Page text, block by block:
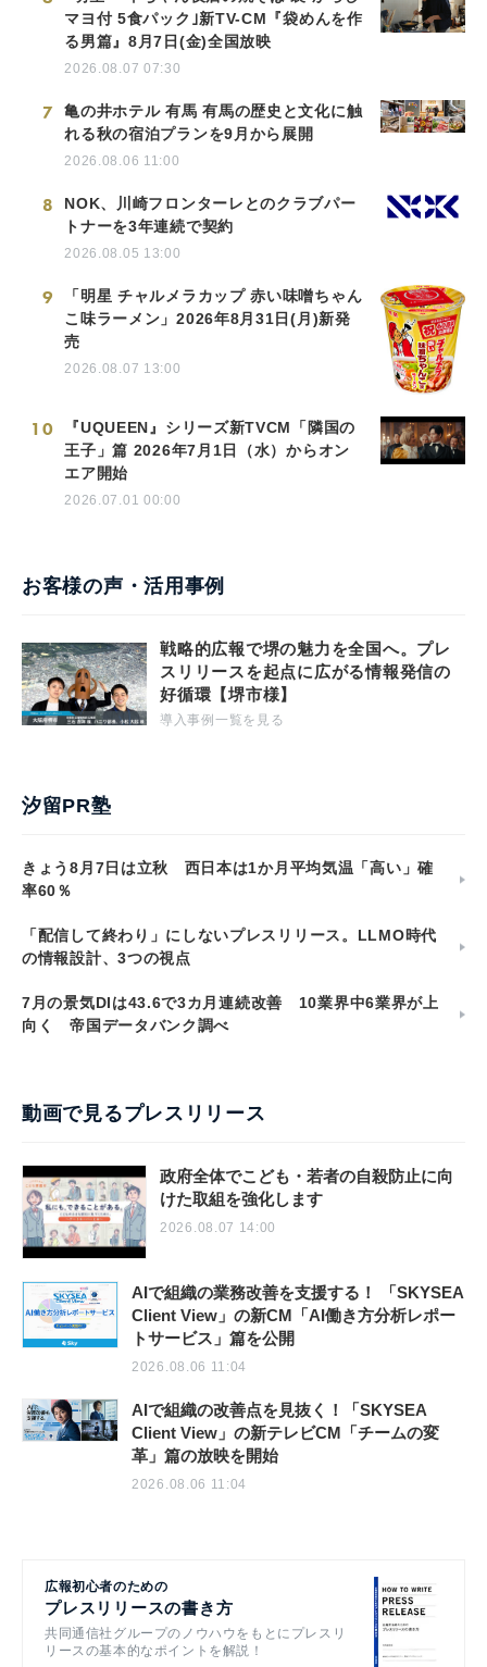
マヨ付 5食パック｣新TV-CM『袋めんを作
る男篇』8月7日(金)全国放映
2026.08.07 07:30
7
亀の井ホテル 有馬 有馬の歴史と文化に触
れる秋の宿泊プランを9月から展開
2026.08.06 11:00
8
NOK、川崎フロンターレとのクラブパー
トナーを3年連続で契約
2026.08.05 13:00
9
「明星 チャルメラカップ 赤い味噌ちゃん
こ味ラーメン」2026年8月31日(月)新発
売
2026.08.07 13:00
10
『UQUEEN』シリーズ新TVCM「隣国の
王子」篇 2026年7月1日（水）からオン
エア開始
2026.07.01 00:00
お客様の声・活用事例
戦略的広報で堺の魅力を全国へ。プレ
スリリースを起点に広がる情報発信の
好循環【堺市様】
導入事例一覧を見る
汐留PR塾
きょう8月7日は立秋 西日本は1か月平均気温「高い」確
率60％
「配信して終わり」にしないプレスリリース。LLMO時代
の情報設計、3つの視点
7月の景気DIは43.6で3カ月連続改善 10業界中6業界が上
向く 帝国データバンク調べ
動画で見るプレスリリース
政府全体でこども・若者の自殺防止に向
けた取組を強化します
2026.08.07 14:00
AIで組織の業務改善を支援する！ 「SKYSEA
Client View」の新CM「AI働き方分析レポー
トサービス」篇を公開
2026.08.06 11:04
AIで組織の改善点を見抜く！「SKYSEA
Client View」の新テレビCM「チームの変
革」篇の放映を開始
2026.08.06 11:04
広報初心者のための
プレスリリースの書き方
共同通信社グループのノウハウをもとにプレスリ
リースの基本的なポイントを解説！